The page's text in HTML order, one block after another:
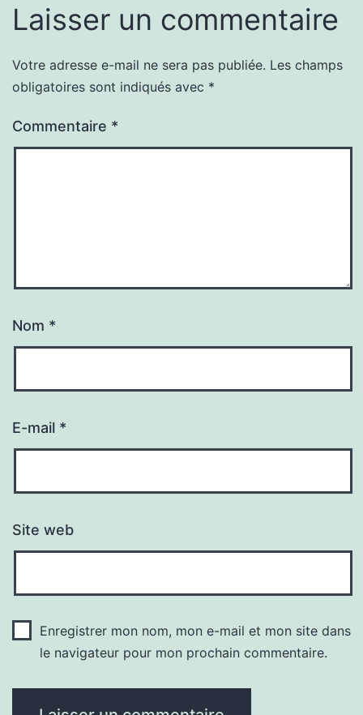
Laisser un commentaire
Votre adresse e-mail ne sera pas publiée. Les champs
obligatoires sont indiqués avec *
Commentaire *
Nom *
E-mail *
Site web
Enregistrer mon nom, mon e-mail et mon site dans
le navigateur pour mon prochain commentaire.